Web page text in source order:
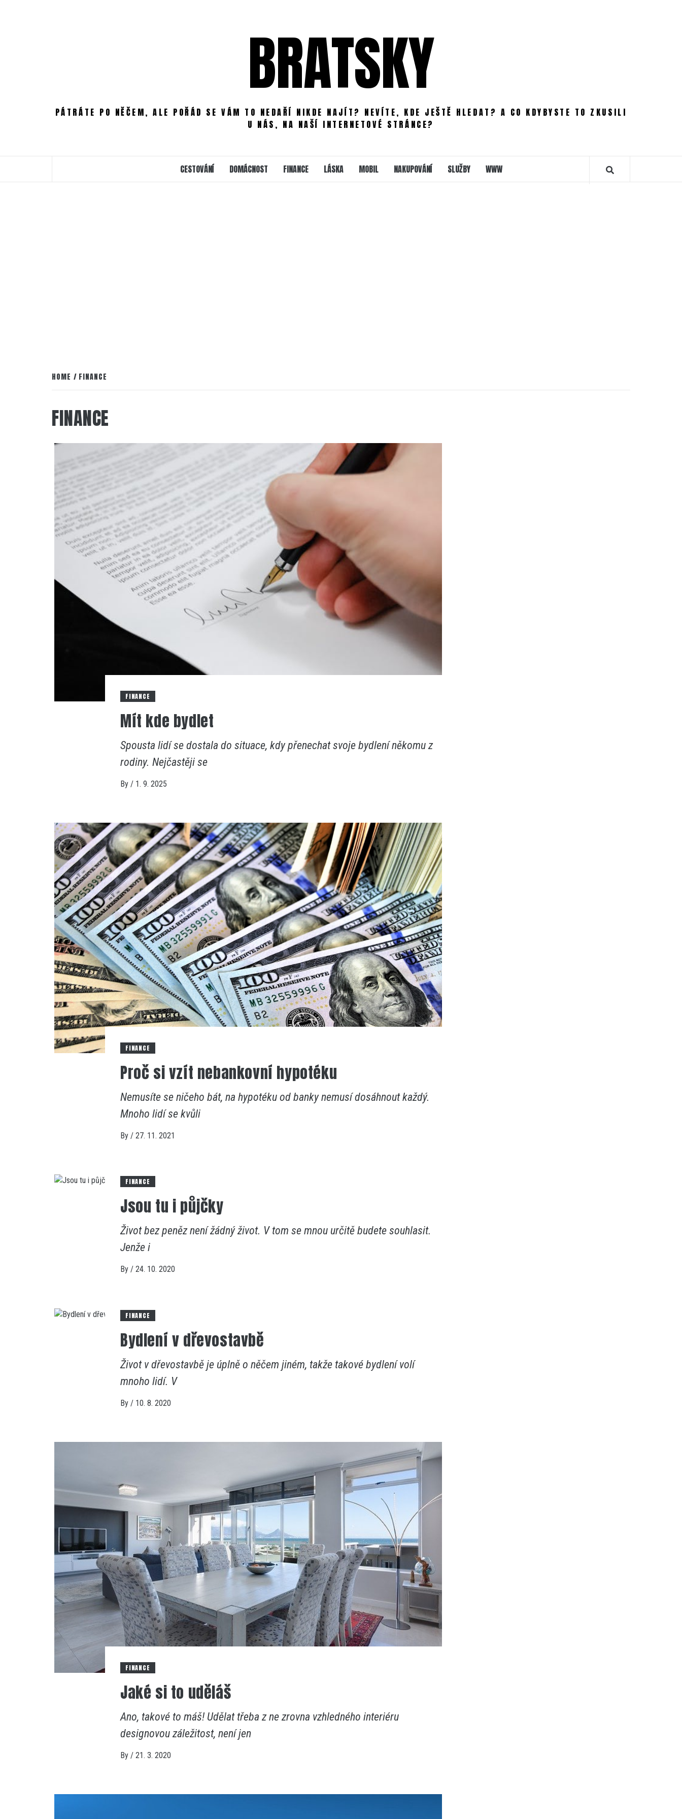
BRATSKY
PÁTRÁTE PO NĚČEM, ALE POŘÁD SE VÁM TO NEDAŘÍ NIKDE NAJÍT? NEVÍTE, KDE JEŠTĚ HLEDAT? A CO KDYBYSTE TO ZKUSILI
U NÁS, NA NAŠÍ INTERNETOVÉ STRÁNCE?
CESTOVÁNÍ DOMÁCNOST FINANCE LÁSKA MOBIL NAKUPOVÁNÍ SLUŽBY WWW
HOME FINANCE
FINANCE
FINANCE
Mít kde bydlet
Spousta lidí se dostala do situace, kdy přenechat svoje bydlení někomu z
rodiny. Nejčastěji se
By / 1. 9. 2025
FINANCE
Proč si vzít nebankovní hypotéku
Nemusíte se ničeho bát, na hypotéku od banky nemusí dosáhnout každý.
Mnoho lidí se kvůli
By / 27. 11. 2021
FINANCE
Jsou tu i půjčky
Život bez peněz není žádný život. V tom se mnou určitě budete souhlasit.
Jenže i
By / 24. 10. 2020
FINANCE
Bydlení v dřevostavbě
Život v dřevostavbě je úplně o něčem jiném, takže takové bydlení volí
mnoho lidí. V
By / 10. 8. 2020
FINANCE
Jaké si to uděláš
Ano, takové to máš! Udělat třeba z ne zrovna vzhledného interiéru
designovou záležitost, není jen
By / 21. 3. 2020